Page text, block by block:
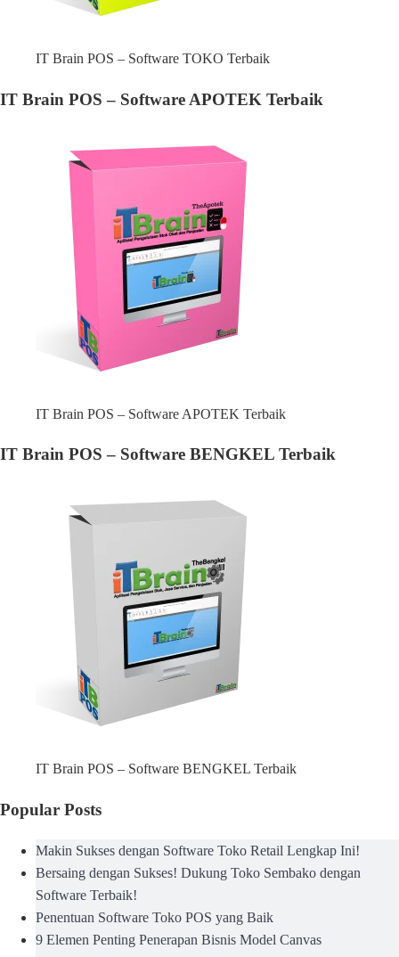
IT Brain POS – Software TOKO Terbaik
IT Brain POS – Software APOTEK Terbaik
IT Brain POS – Software APOTEK Terbaik
IT Brain POS – Software BENGKEL Terbaik
IT Brain POS – Software BENGKEL Terbaik
Popular Posts
Makin Sukses dengan Software Toko Retail Lengkap Ini!
Bersaing dengan Sukses! Dukung Toko Sembako dengan
Software Terbaik!
Penentuan Software Toko POS yang Baik
9 Elemen Penting Penerapan Bisnis Model Canvas